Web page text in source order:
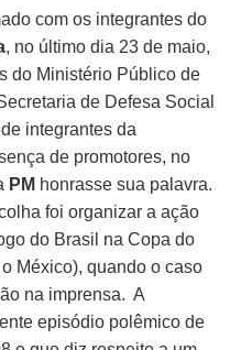
com os integrantes do
, no último dia 23 de maio,
do Ministério Público de
de Defesa Social
integrantes da
de promotores, no
PM honrasse sua palavra.
foi organizar a ação
do Brasil na Copa do
México), quando o caso
na imprensa. A
episódio polêmico de